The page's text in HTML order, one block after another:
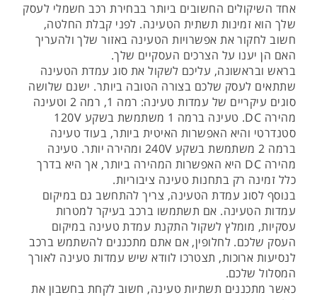
אחד השיקולים החשובים ביותר בבחירת רכב חשמלי לעסק
שלך הוא זמינות תשתית הטעינה. לפני קבלת החלטה,
חשוב לחקור את אפשרויות הטעינה באזור שלך ולהעריך
האם הן יענו על הצרכים העסקיים שלך.
בראש ובראשונה, עליכם לשקול את סוג עמדת הטעינה
שתתאים לעסק שלכם בצורה הטובה ביותר. ישנם שלושה
סוגים עיקריים של עמדות טעינה: רמה 1, רמה 2 וטעינה
מהירה DC. טעינה ברמה 1 משתמשת בשקע 120V
סטנדרטי והיא האפשרות האיטית ביותר, בעוד טעינה
ברמה 2 משתמשת בשקע 240V ומהירה יותר. טעינה
מהירה DC היא האפשרות המהירה ביותר, אך היא בדרך
כלל זמינה רק בתחנות טעינה ציבוריות.
בנוסף לסוג עמדת הטעינה, צריך להתחשב גם במיקום
עמדות הטעינה. אם תשתמשו ברכב בעיקר למטרות
עסקיות, מומלץ לשקול התקנת עמדת טעינה במיקום
העסק שלכם. לחלופין, אם אתם מתכננים להשתמש ברכב
לנסיעות ארוכות, תצטרכו לוודא שיש עמדות טעינה לאורך
המסלול שלכם.
כאשר מתכננים תשתיות טעינה, חשוב לקחת בחשבון את